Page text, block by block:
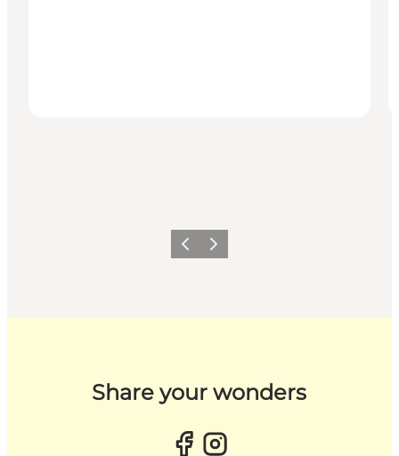
Forrige billede
Næste billede
Share your wonders